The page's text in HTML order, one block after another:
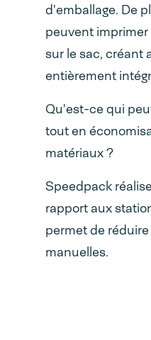
d'emballage. De
peuvent
sur le sac, créant
entièrement
Qu'est-ce qui
tout en
matériaux ?
Speedpack
rapport aux
permet de
manuelles.